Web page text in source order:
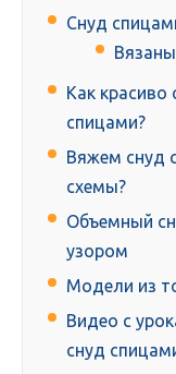
Снуд
Как красиво
спицами?
Вяжем снуд
схемы?
Объемный
узором
Модели из
Видео с
снуд